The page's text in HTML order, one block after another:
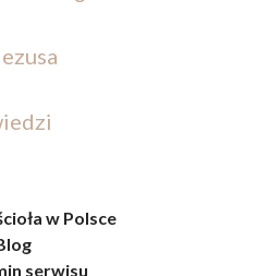
w Polsce
serwisu